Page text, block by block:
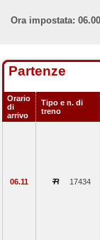
Ora impostata: 06.00
Partenze
Orario
di
arrivo
Tipo e n. di
treno
06.11 17434